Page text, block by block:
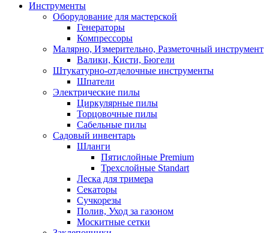
Инструменты
Оборудование для мастерской
Генераторы
Компрессоры
Малярно, Измерительно, Разметочный инструмент
Валики, Кисти, Бюгели
Штукатурно-отделочные инструменты
Шпатели
Электрические пилы
Циркулярные пилы
Торцовочные пилы
Сабельные пилы
Садовый инвентарь
Шланги
Пятислойные Premium
Трехслойные Standart
Леска для тримера
Секаторы
Сучкорезы
Полив, Уход за газоном
Москитные сетки